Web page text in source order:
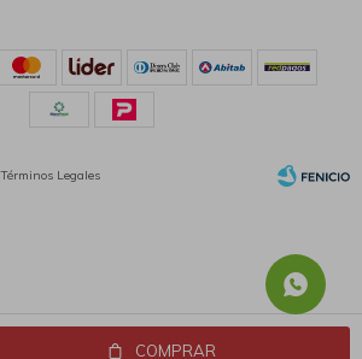
COMPRAR
Términos Legales